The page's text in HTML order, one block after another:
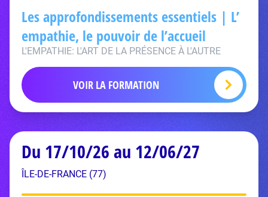
Les approfondissements essentiels | L’
empathie, le pouvoir de l’accueil
L'EMPATHIE: L'ART DE LA PRÉSENCE À L'AUTRE
VOIR LA FORMATION
Du 17/10/26 au 12/06/27
ÎLE-DE-FRANCE (77)